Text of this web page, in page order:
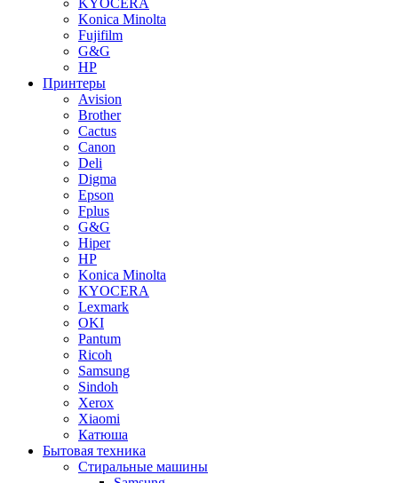
KYOCERA
Konica Minolta
Fujifilm
G&G
HP
Принтеры
Avision
Brother
Cactus
Canon
Deli
Digma
Epson
Fplus
G&G
Hiper
HP
Konica Minolta
KYOCERA
Lexmark
OKI
Pantum
Ricoh
Samsung
Sindoh
Xerox
Xiaomi
Катюша
Бытовая техника
Стиральные машины